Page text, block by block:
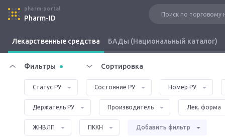
pharm-portal
Pharm-ID
Лекарственные средства БАДы (Национальный каталог)
Фильтры Сортировка
Статус РУ Состояние РУ Номер РУ
Держатель РУ Производитель Лек. форма
ЖНВЛП ПККН Добавить фильтр